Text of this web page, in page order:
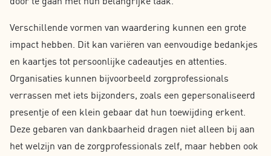
Verschillende vormen van waardering kunnen een grote
impact hebben. Dit kan variëren van eenvoudige bedankjes
en kaartjes tot persoonlijke cadeautjes en attenties.
Organisaties kunnen bijvoorbeeld zorgprofessionals
verrassen met iets bijzonders, zoals een gepersonaliseerd
presentje of een klein gebaar dat hun toewijding erkent.
Deze gebaren van dankbaarheid dragen niet alleen bij aan
het welzijn van de zorgprofessionals zelf, maar hebben ook